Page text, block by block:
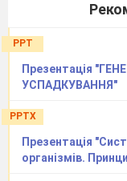
PPT
Презентація
УСПАДКУВАННЯ"
PPTX
Презентація
організмів.